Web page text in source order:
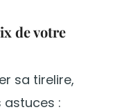
de votre
sa tirelire,
astuces :